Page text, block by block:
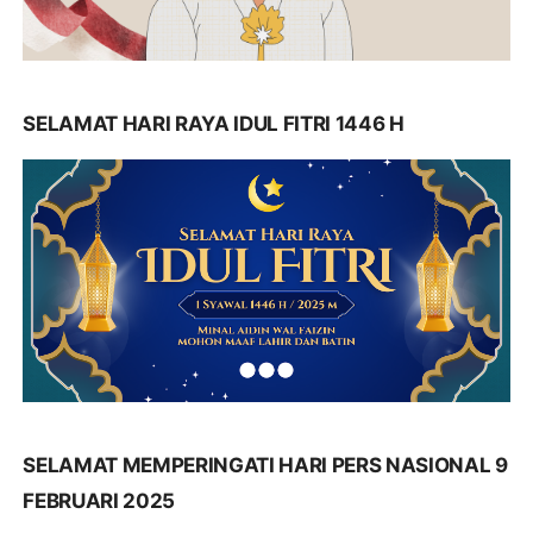
SELAMAT HARI RAYA IDUL FITRI 1446 H
SELAMAT MEMPERINGATI HARI PERS NASIONAL 9
FEBRUARI 2025